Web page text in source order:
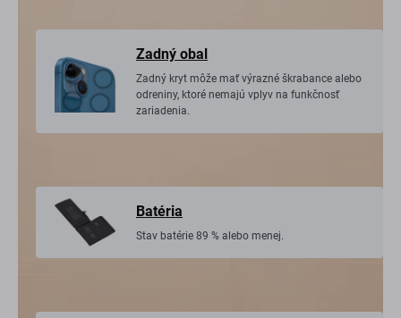
Zadný obal
Zadný kryt môže mať výrazné škrabance alebo
odreniny, ktoré nemajú vplyv na funkčnosť
zariadenia.
Batéria
Stav batérie 89 % alebo menej.